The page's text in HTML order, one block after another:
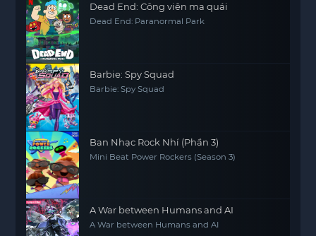
Dead End: Công viên ma quái
Dead End: Paranormal Park
Barbie: Spy Squad
Barbie: Spy Squad
Ban Nhạc Rock Nhí (Phần 3)
Mini Beat Power Rockers (Season 3)
A War between Humans and AI
A War between Humans and AI